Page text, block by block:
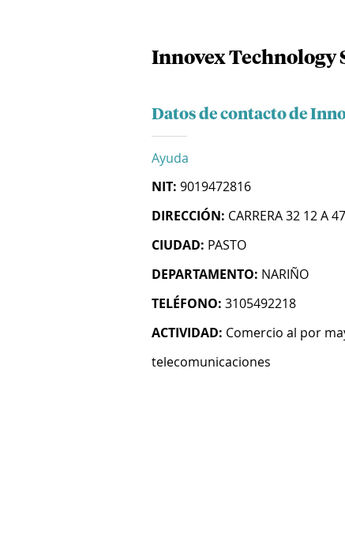
Innovex Technology
Datos de contacto de
Ayuda
NIT: 9019472816
DIRECCIÓN: CARRERA 32 12 A
CIUDAD: PASTO
DEPARTAMENTO: NARIÑO
TELÉFONO: 3105492218
ACTIVIDAD: Comercio al por
telecomunicaciones